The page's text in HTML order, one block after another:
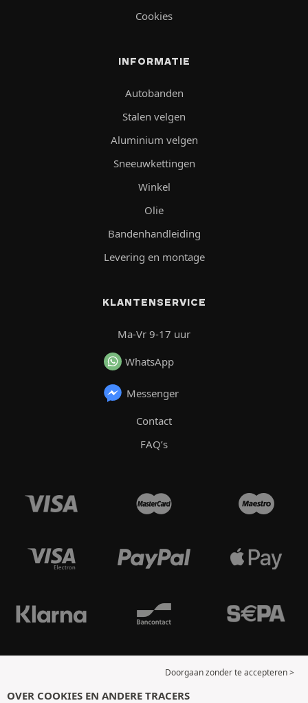
Cookies
INFORMATIE
Autobanden
Stalen velgen
Aluminium velgen
Sneeuwkettingen
Winkel
Olie
Bandenhandleiding
Levering en montage
KLANTENSERVICE
Ma-Vr 9-17 uur
WhatsApp
Messenger
Contact
FAQ’s
Doorgaan zonder te accepteren >
OVER COOKIES EN ANDERE TRACERS